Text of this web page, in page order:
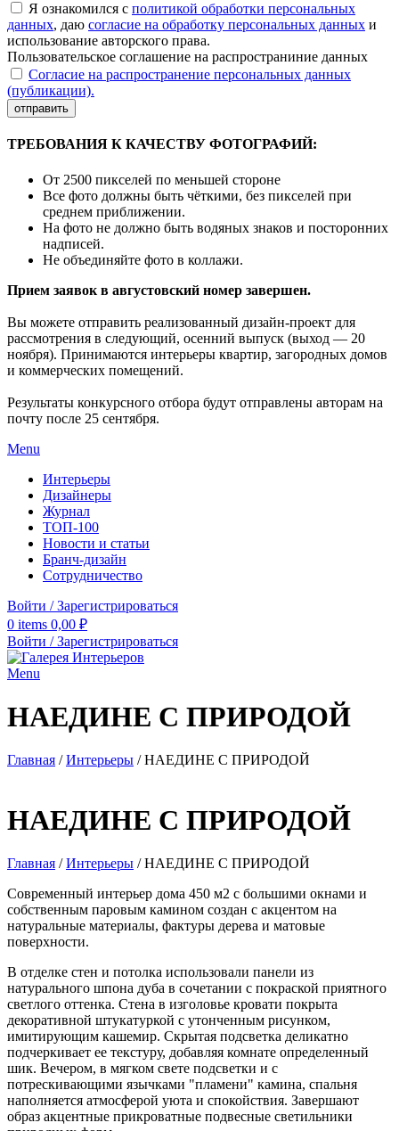
Я ознакомился с политикой обработки персональных
данных, даю согласие на обработку персональных данных и
использование авторского права.
Пользовательское соглашение на распространиние данных
Согласие на распространение персональных данных
(публикации).
отправить
ТРЕБОВАНИЯ К КАЧЕСТВУ ФОТОГРАФИЙ:
От 2500 пикселей по меньшей стороне
Все фото должны быть чёткими, без пикселей при
среднем приближении.
На фото не должно быть водяных знаков и посторонних
надписей.
Не объединяйте фото в коллажи.
Прием заявок в августовский номер завершен.
Вы можете отправить реализованный дизайн-проект для
рассмотрения в следующий, осенний выпуск (выход — 20
ноября). Принимаются интерьеры квартир, загородных домов
и коммерческих помещений.
Результаты конкурсного отбора будут отправлены авторам на
почту после 25 сентября.
Menu
Интерьеры
Дизайнеры
Журнал
ТОП-100
Новости и статьи
Бранч-дизайн
Сотрудничество
Войти / Зарегистрироваться
0 items 0,00 ₽
Войти / Зарегистрироваться
Menu
НАЕДИНЕ С ПРИРОДОЙ
Главная /Интерьеры /НАЕДИНЕ С ПРИРОДОЙ
НАЕДИНЕ С ПРИРОДОЙ
Главная /Интерьеры /НАЕДИНЕ С ПРИРОДОЙ
Современный интерьер дома 450 м2 с большими окнами и
собственным паровым камином создан с акцентом на
натуральные материалы, фактуры дерева и матовые
поверхности.
В отделке стен и потолка использовали панели из
натурального шпона дуба в сочетании с покраской приятного
светлого оттенка. Стена в изголовье кровати покрыта
декоративной штукатуркой с утонченным рисунком,
имитирующим кашемир. Скрытая подсветка деликатно
подчеркивает ее текстуру, добавляя комнате определенный
шик. Вечером, в мягком свете подсветки и с
потрескивающими язычками "пламени" камина, спальня
наполняется атмосферой уюта и спокойствия. Завершают
образ акцентные прикроватные подвесные светильники